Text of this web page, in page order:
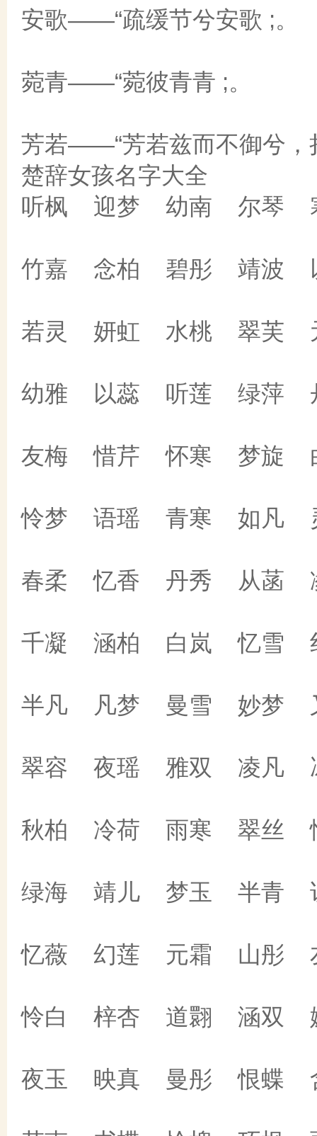
安歌——“疏缓节兮安歌 ;。
菀青——“菀彼青青 ;。
芳若——“芳若兹而不御兮，
楚辞女孩名字大全
听枫 迎梦 幼南 尔琴
竹嘉 念柏 碧彤 靖波
若灵 妍虹 水桃 翠芙
幼雅 以蕊 听莲 绿萍
友梅 惜芹 怀寒 梦旋
怜梦 语瑶 青寒 如凡
春柔 忆香 丹秀 从菡
千凝 涵柏 白岚 忆雪
半凡 凡梦 曼雪 妙梦
翠容 夜瑶 雅双 凌凡
秋柏 冷荷 雨寒 翠丝
绿海 靖儿 梦玉 半青
忆薇 幻莲 元霜 山彤
怜白 梓杏 道翾 涵双
夜玉 映真 曼彤 恨蝶